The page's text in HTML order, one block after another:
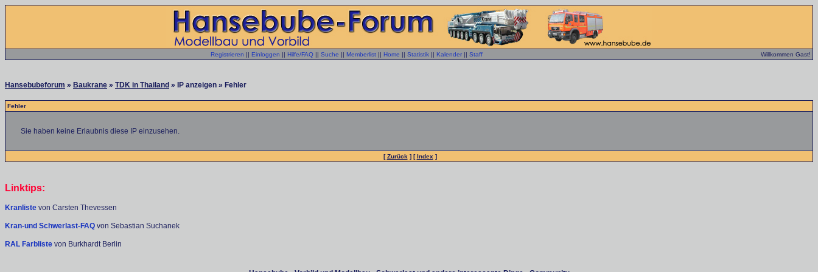
Registrieren || Einloggen || Hilfe/FAQ || Suche || Memberlist || Home || Statistik || Kalender || Staff Willkommen Gast!
Hansebubeforum » Baukrane » TDK in Thailand » IP anzeigen » Fehler
Fehler
Sie haben keine Erlaubnis diese IP einzusehen.
[Zurück ] [Index ]
Linktips:
Kranliste von Carsten Thevessen
Kran-und Schwerlast-FAQ von Sebastian Suchanek
RAL Farbliste von Burkhardt Berlin